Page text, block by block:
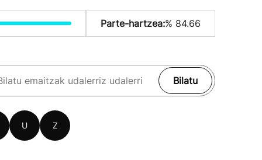
Parte-hartzea:% 84.66
Bilatu
U Z